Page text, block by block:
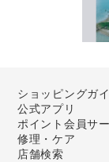
ショッピングガ
公式アプリ
ポイント会員サ
修理・ケア
店舗検索